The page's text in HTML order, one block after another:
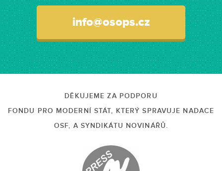
info@osops.cz
DĚKUJEME ZA PODPORU
FONDU PRO MODERNÍ STÁT, KTERÝ SPRAVUJE NADACE
OSF, A SYNDIKÁTU NOVINÁŘŮ.